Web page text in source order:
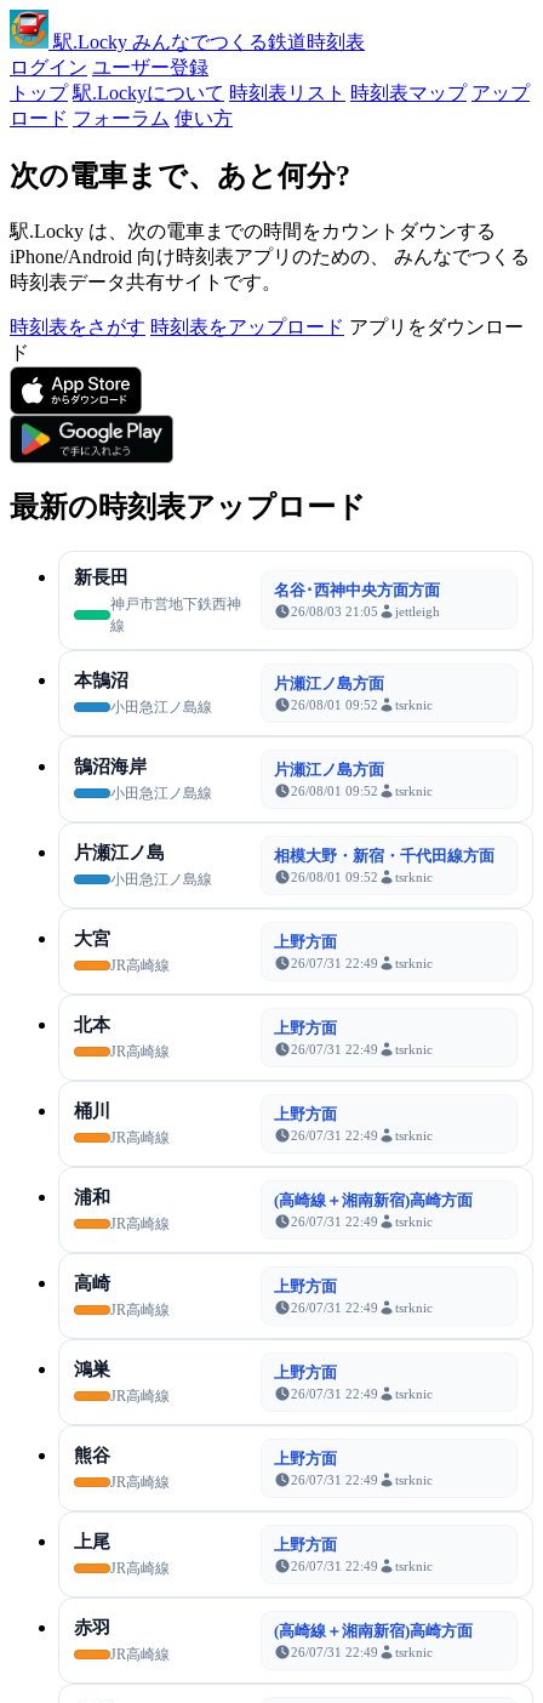
駅.Locky みんなでつくる鉄道時刻表
ログイン ユーザー登録
トップ 駅.Lockyについて 時刻表リスト 時刻表マップ アップ
ロード フォーラム 使い方
次の電車まで、あと何分?
駅.Locky は、次の電車までの時間をカウントダウンする
iPhone/Android 向け時刻表アプリのための、 みんなでつくる
時刻表データ共有サイトです。
時刻表をさがす 時刻表をアップロード アプリをダウンロー
ド
最新の時刻表アップロード
新長田
神戸市営地下鉄西神
線
名谷･西神中央方面方面
26/08/03 21:05 jettleigh
本鵠沼
小田急江ノ島線
片瀬江ノ島方面
26/08/01 09:52 tsrknic
鵠沼海岸
小田急江ノ島線
片瀬江ノ島方面
26/08/01 09:52 tsrknic
片瀬江ノ島
小田急江ノ島線
相模大野・新宿・千代田線方面
26/08/01 09:52 tsrknic
大宮
JR高崎線
上野方面
26/07/31 22:49 tsrknic
北本
JR高崎線
上野方面
26/07/31 22:49 tsrknic
桶川
JR高崎線
上野方面
26/07/31 22:49 tsrknic
浦和
JR高崎線
(高崎線＋湘南新宿)高崎方面
26/07/31 22:49 tsrknic
高崎
JR高崎線
上野方面
26/07/31 22:49 tsrknic
鴻巣
JR高崎線
上野方面
26/07/31 22:49 tsrknic
熊谷
JR高崎線
上野方面
26/07/31 22:49 tsrknic
上尾
JR高崎線
上野方面
26/07/31 22:49 tsrknic
赤羽
JR高崎線
(高崎線＋湘南新宿)高崎方面
26/07/31 22:49 tsrknic